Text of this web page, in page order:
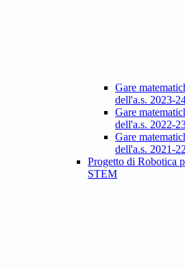
Gare
dell'a.s. 2023-
Gare
dell'a.s. 2022-
Gare
dell'a.s. 2021-22
Progetto di Robotica
STEM